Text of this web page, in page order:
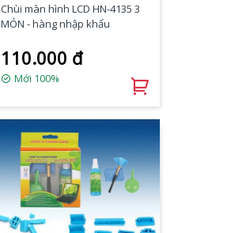
Chùi màn hình LCD HN-4135 3
MÓN - hàng nhập khẩu
110.000 đ
Mới 100%